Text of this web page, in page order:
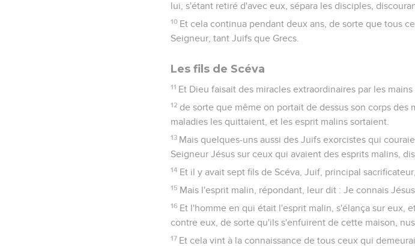
lui, s'étant retiré d'avec eux, sépara les disciples,
10 Et cela continua pendant deux ans, de sorte que tous
Seigneur, tant Juifs que Grecs.
Les fils de Scéva
11 Et Dieu faisait des miracles extraordinaires par les mains
12 de sorte que même on portait de dessus son corps des
maladies les quittaient, et les esprit malins sortaient.
13 Mais quelques-uns aussi des Juifs exorcistes qui
Seigneur Jésus sur ceux qui avaient des esprits malins,
14 Et il y avait sept fils de Scéva, Juif, principal
15 Mais l'esprit malin, répondant, leur dit : Je connais
16 Et l'homme en qui était l'esprit malin, s'élança sur eux,
contre eux, de sorte qu'ils s'enfuirent de cette maison, nus
17 Et cela vint à la connaissance de tous ceux qui